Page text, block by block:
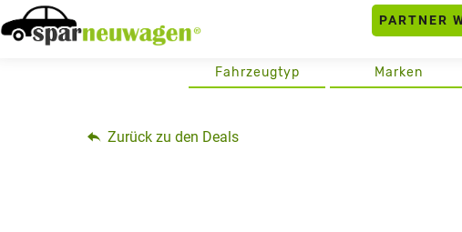
Skip
to
PARTNER
Marken
Fahrzeugtyp
Zurück zu den Deals